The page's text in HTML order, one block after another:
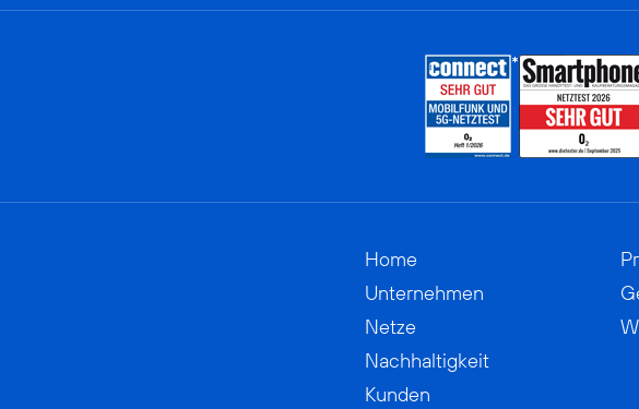
Home
Unternehmen
Netze
Nachhaltigkeit
Kunden